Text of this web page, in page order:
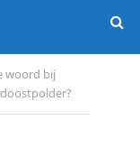
woord bij